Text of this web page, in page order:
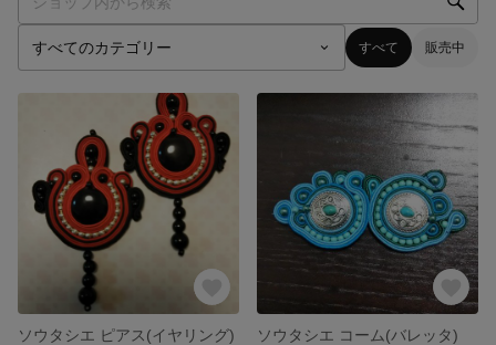
すべて 販売中
ソウタシエ ピアス(イヤリング)
ソウタシエ コーム(バレッタ)